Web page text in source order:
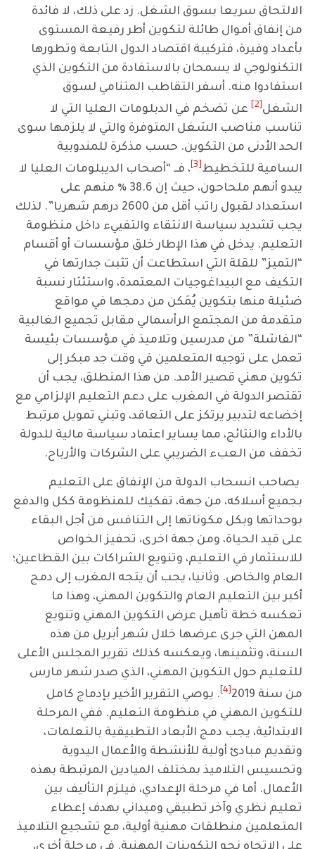
الالتحاق سريعا بسوق الشغل. زد على ذلك، لا فائدة
من إنفاق أموال طائلة لتكوين أطر رفيعة المستوى
بأعداد وفيرة، فتركيبة اقتصاد الدول التابعة وتطورها
التكنولوجي لا يسمحان بالاستفادة من التكوين الذي
استفادوا منه. أسفر التقاطب المتنامي لسوق
الشغل[2]
عن تضخم في الدبلومات العليا التي لا
تناسب مناصب الشغل المتوفرة والتي لا يلزمها سوى
الحد الأدنى من التكوين. حسب مذكرة للمندوبية
السامية للتخطيط[3]
، فــ “أصحاب الديبلومات العليا لا
يبدو أنهم ملحاحون، حيث إن 38.6 ٪ منهم على
استعداد لقبول راتب أقل من 2600 درهم شهريا”. لذلك
يجب تشديد سياسة الانتقاء والتفييء داخل منظومة
التعليم. يدخل في هذا الإطار خلق مؤسسات أو أقسام
“التميز” للقلة التي استطاعت أن تثبت جدارتها في
التكيف مع البيداغوجيات المعتمدة، واستئثار نسبة
ضئيلة منها بتكوين يُمَكن من دمجها في مواقع
متقدمة من المجتمع الرأسمالي مقابل تجميع الغالبية
“الفاشلة” من مدرسين وتلاميذ في مؤسسات بئيسة
تعمل على توجيه المتعلمين في وقت جد مبكر إلى
تكوين مهني قصير الأمد. من هذا المنطلق، يجب أن
تقتصر الدولة في المغرب على دعم التعليم الإلزامي مع
إخضاعه لتدبير يرتكز على التعاقد، وتبني تمويل مرتبط
بالأداء والنتائج، مما يساير اعتماد سياسة مالية للدولة
تخفف من العبء الضريبي على الشركات والأرباح.
يصاحب انسحاب الدولة من الإنفاق على التعليم
بجميع أسلاكه، من جهة، تفكيك للمنظومة ككل والدفع
بوحداتها وبكل مكوناتها إلى التنافس من أجل البقاء
على قيد الحياة، ومن جهة اخرى، تحفيز الخواص
للاستثمار في التعليم، وتنويع الشراكات بين القطاعين؛
العام والخاص. وثانيا، يجب أن يتجه المغرب إلى دمج
أكبر بين التعليم العام والتكوين المهني، وهذا ما
تعكسه خطة تأهيل عرض التكوين المهني وتنويع
المهن التي جرى عرضها خلال شهر أبريل من هذه
السنة، وتثمينها، ويعكسه كذلك تقرير المجلس الأعلى
للتعليم حول التكوين المهني، الذي صدر شهر مارس
من سنة 2019
[4]
. يوصي التقرير الأخير بإدماج كامل
للتكوين المهني في منظومة التعليم. ففي المرحلة
الابتدائية، يجب دمج الأبعاد التطبيقية بالتعلمات،
وتقديم مبادئ أولية للأنشطة والأعمال اليدوية
وتحسيس التلاميذ بمختلف الميادين المرتبطة بهذه
الأعمال. أما في مرحلة الإعدادي، فيلزم التأليف بين
تعليم نظري وآخر تطبيقي وميداني بهدف إعطاء
المتعلمين منطلقات مهنية أولية، مع تشجيع التلاميذ